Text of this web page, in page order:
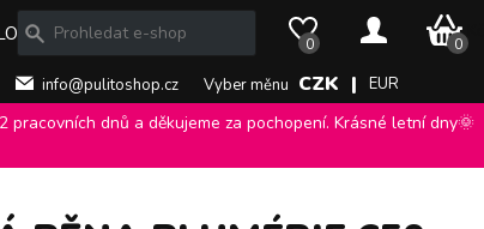
info@pulitoshop.cz Vyber měnu CZK | EUR
0 0
0 Kč
dnů a děkujeme za pochopení. Krásné letní dny🌞
sprchový gel / koupelová pěna plumérie 650 ml.